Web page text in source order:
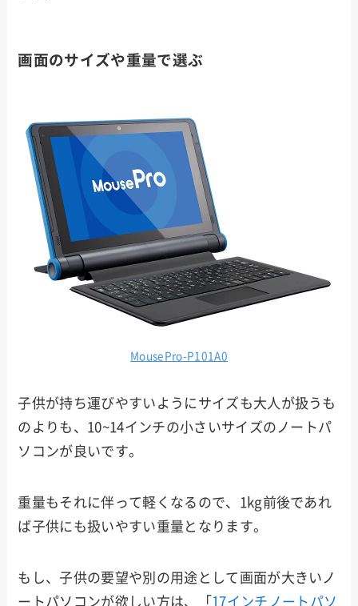
画面のサイズや重量で選ぶ
MousePro-P101A0
子供が持ち運びやすいようにサイズも大人が扱うも
のよりも、10~14インチの小さいサイズのノートパ
ソコンが良いです。
重量もそれに伴って軽くなるので、1kg前後であれ
ば子供にも扱いやすい重量となります。
もし、子供の要望や別の用途として画面が大きいノ
ートパソコンが欲しい方は、「 17インチノートパソ